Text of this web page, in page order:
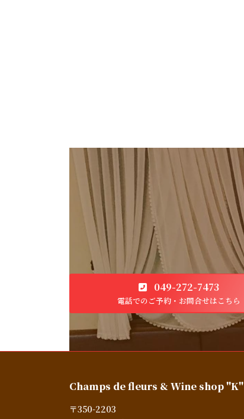
049-272-7473
電話でのご予約・お問合せはこちら
Champs de fleurs & Wine shop "K"
〒350-2203